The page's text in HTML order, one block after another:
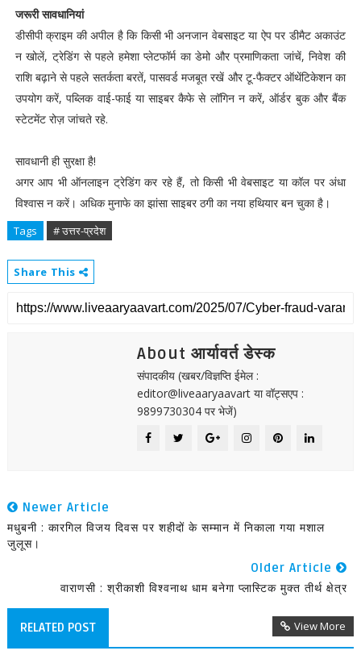
जरूरी सावधानियां
डीसीपी क्राइम की अपील है कि किसी भी अनजान वेबसाइट या ऐप पर डीमैट अकाउंट
न खोलें, ट्रेडिंग से पहले हमेशा प्लेटफॉर्म का डेमो और प्रमाणिकता जांचें, निवेश की
राशि बढ़ाने से पहले सतर्कता बरतें, पासवर्ड मजबूत रखें और टू-फैक्टर ऑथेंटिकेशन का
उपयोग करें, पब्लिक वाई-फाई या साइबर कैफे से लॉगिन न करें, ऑर्डर बुक और बैंक
स्टेटमेंट रोज़ जांचते रहे.
सावधानी ही सुरक्षा है!
अगर आप भी ऑनलाइन ट्रेडिंग कर रहे हैं, तो किसी भी वेबसाइट या कॉल पर अंधा
विश्वास न करें। अधिक मुनाफे का झांसा साइबर ठगी का नया हथियार बन चुका है।
Tags # उत्तर-प्रदेश
Share This
About आर्यावर्त डेस्क
संपादकीय (खबर/विज्ञप्ति ईमेल :
editor@liveaaryaavart या वॉट्सएप :
9899730304 पर भेजें)
Newer Article
मधुबनी : कारगिल विजय दिवस पर शहीदों के सम्मान में निकाला गया मशाल
जुलूस।
Older Article
वाराणसी : श्रीकाशी विश्वनाथ धाम बनेगा प्लास्टिक मुक्त तीर्थ क्षेत्र
RELATED POST View More